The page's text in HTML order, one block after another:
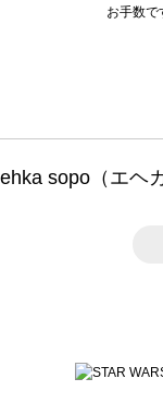
お手数で
ehka sopo（エヘ